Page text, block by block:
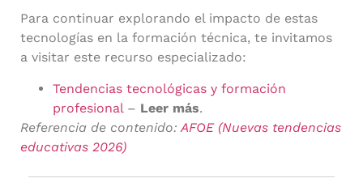
Para continuar explorando el impacto de estas
tecnologías en la formación técnica, te invitamos
a visitar este recurso especializado:
Tendencias tecnológicas y formación
profesional – Leer más.
Referencia de contenido: AFOE (Nuevas tendencias
educativas 2026)